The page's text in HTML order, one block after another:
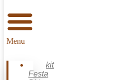
Menu
kit
Festa